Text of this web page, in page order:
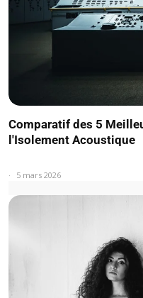
Comparatif des 5
l'Isolement Acoustique
5 mars 2026